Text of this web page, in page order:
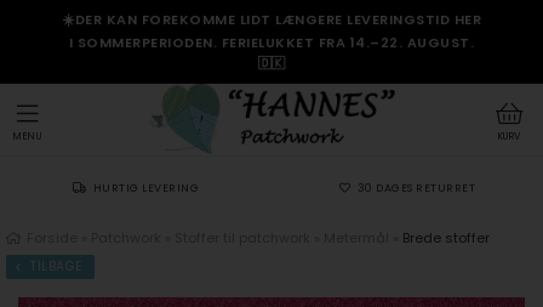
☀️DER KAN FOREKOMME LIDT LÆNGERE LEVERINGSTID HER
I SOMMERPERIODEN. FERIELUKKET FRA 14.–22. AUGUST.
🇩🇰
KURV
MENU
HURTIG LEVERING 30 DAGES RETURRET
Brede stoffer
TILBAGE